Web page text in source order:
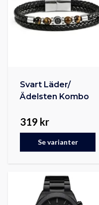
Svart Läder/
Ädelsten Kombo
319 kr
Se varianter